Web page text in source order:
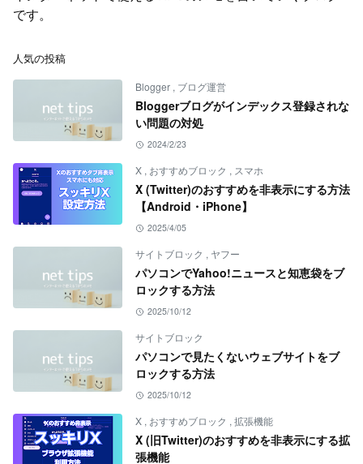
です。
人気の投稿
Blogger , ブログ運営
Bloggerブログがインデックス登録されな
い問題の対処
2024/2/23
X , おすすめブロック , スマホ
X (Twitter)のおすすめを非表示にする方法
【Android・iPhone】
2025/4/05
サイトブロック , ヤフー
パソコンでYahoo!ニュースと知恵袋をブ
ロックする方法
2025/10/12
サイトブロック
パソコンで見たくないウェブサイトをブ
ロックする方法
2025/10/12
X , おすすめブロック , 拡張機能
X (旧Twitter)のおすすめを非表示にする拡
張機能